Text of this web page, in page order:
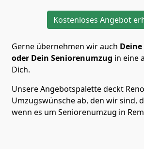
Kostenloses Angebot
Gerne übernehmen wir auch
oder Dein Seniorenumzug in eine
Dich.
Unsere Angebotspalette deckt
Umzugswünsche ab, den wir sind,
wenn es um Seniorenumzug in